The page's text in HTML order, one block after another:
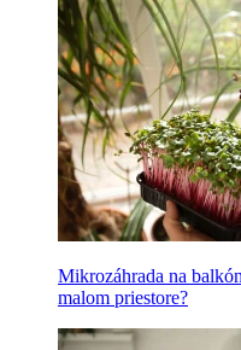
Mikrozáhrada na
malom priestore?